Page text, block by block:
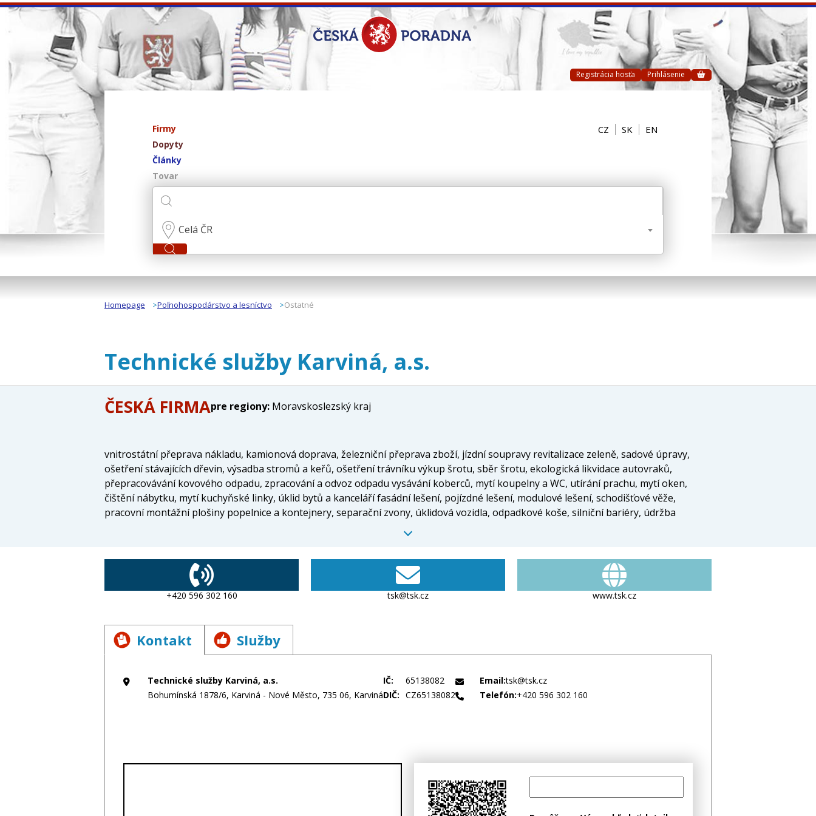
Registrácia hosťa Prihlásenie
Firmy
Dopyty
Články
Tovar
CZ SK EN
Celá ČR
Homepage Poľnohospodárstvo a lesníctvo Ostatné
Technické služby Karviná, a.s.
ČESKÁ FIRMApre regiony: Moravskoslezský kraj
vnitrostátní přeprava nákladu, kamionová doprava, železniční přeprava zboží, jízdní soupravy revitalizace zeleně, sadové úpravy,
ošetření stávajících dřevin, výsadba stromů a keřů, ošetření trávníku výkup šrotu, sběr šrotu, ekologická likvidace autovraků,
přepracovávání kovového odpadu, zpracování a odvoz odpadu vysávání koberců, mytí koupelny a WC, utírání prachu, mytí oken,
čištění nábytku, mytí kuchyňské linky, úklid bytů a kanceláří fasádní lešení, pojízdné lešení, modulové lešení, schodišťové věže,
pracovní montážní plošiny popelnice a kontejnery, separační zvony, úklidová vozidla, odpadkové koše, silniční bariéry, údržba
+420 596 302 160 tsk@tsk.cz www.tsk.cz
Kontakt Služby
Technické služby Karviná, a.s.
Bohumínská 1878/6, Karviná - Nové Město, 735 06, Karviná
IČ:
65138082
DIČ: CZ65138082
Email:tsk@tsk.cz
Telefón:+420 596 302 160